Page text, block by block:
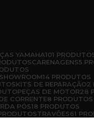
YAMAHA101
CARENAGENS5
14 PRODUTOS
KITS DE REPARAÇÃO2
PEÇAS DE MOTOR28
CORRENTE8 PRODUTOS
PÓS18 PRODUTOS
TRAVÕES61